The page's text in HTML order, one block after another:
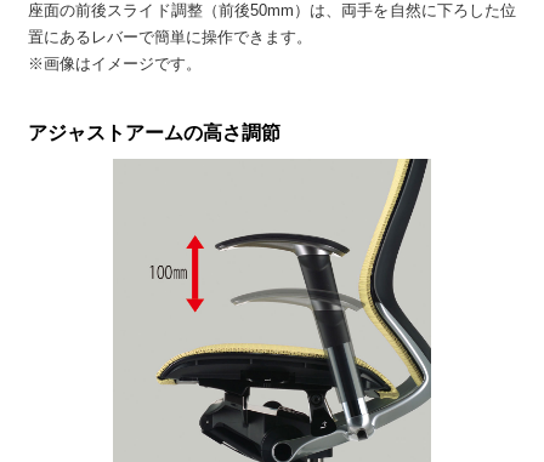
座面の前後スライド調整（前後50mm）は、両手を自然に下ろした位
置にあるレバーで簡単に操作できます。
※画像はイメージです。
アジャストアームの高さ調節